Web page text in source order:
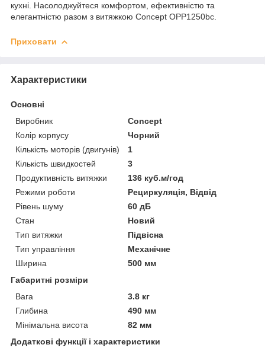
кухні. Насолоджуйтеся комфортом, ефективністю та
елегантністю разом з витяжкою Concept OPP1250bc.
Приховати
Характеристики
Основні
Виробник
Concept
Колір корпусу
Чорний
Кількість моторів (двигунів)
1
Кількість швидкостей
3
Продуктивність витяжки
136 куб.м/год
Режими роботи
Рециркуляція, Відвід
Рівень шуму
60 дБ
Стан
Новий
Тип витяжки
Підвісна
Тип управління
Механічне
Ширина
500 мм
Габаритні розміри
Вага
3.8 кг
Глибина
490 мм
Мінімальна висота
82 мм
Додаткові функції і характеристики